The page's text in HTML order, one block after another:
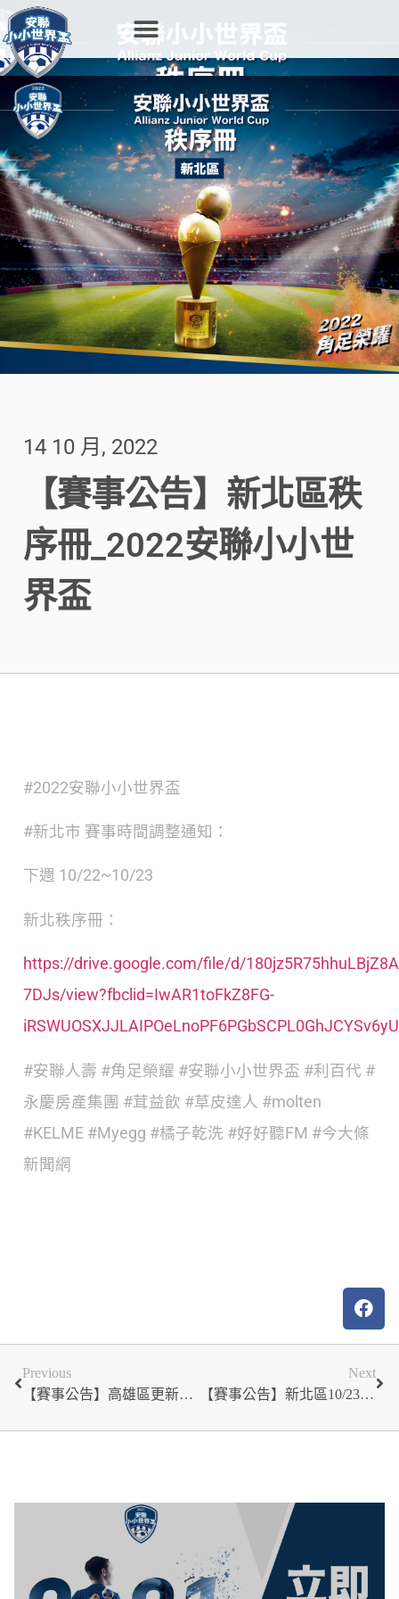
14 10 月, 2022
【賽事公告】新北區秩
序冊_2022安聯小小世
界盃
#2022安聯小小世界盃
#新北市 賽事時間調整通知：
下週 10/22~10/23
新北秩序冊：
https://drive.google.com/file/d/
7DJs/view?fbclid=IwAR1toFkZ8FG-
#安聯人壽 #角足榮耀 #安聯小小世界盃 #利百代 #
永慶房產集團 #茸益飲 #草皮達人 #molten
#KELME #Myegg #橘子乾洗 #好好聽FM #今大條
新聞網
Previous
【賽事公告】高雄區更新版秩序冊_2022安聯小小世界盃
Next
【賽事公告】新北區10/23 U15組比賽取消